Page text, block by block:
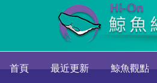
首頁 最近更新 鯨魚觀點